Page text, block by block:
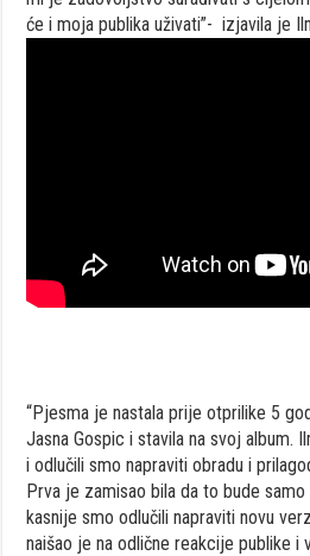
će i moja publika uživati”- izjavila je
“Pjesma je nastala prije otprilike 5
Jasna Gospic i stavila na svoj album.
i odlučili smo napraviti obradu i
Prva je zamisao bila da to bude
kasnije smo odlučili napraviti novu
naišao je na odlične reakcije publike